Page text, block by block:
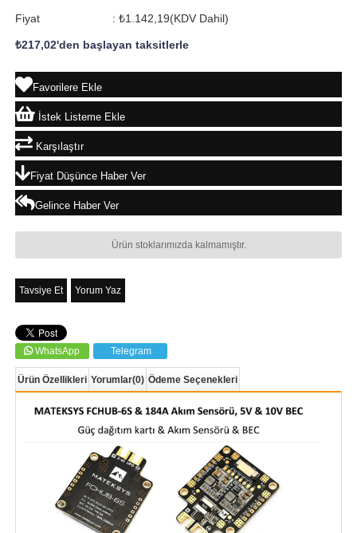
Fiyat : ₺1.142,19(KDV Dahil)
₺217,02'den başlayan taksitlerle
Favorilere Ekle
İstek Listeme Ekle
Karşılaştır
Fiyat Düşünce Haber Ver
Gelince Haber Ver
Ürün stoklarımızda kalmamıştır.
Tavsiye Et Yorum Yaz
WhatsApp Telegram
Ürün Özellikleri Yorumlar(0) Ödeme Seçenekleri